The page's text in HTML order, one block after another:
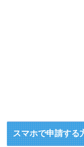
スマホで申請する